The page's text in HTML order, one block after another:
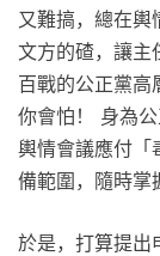
又難搞，總在輿
文方的碴，讓主
百戰的公正黨高
你會怕！ 身為
輿情會議應付「
備範圍，隨時掌
於是，打算提出